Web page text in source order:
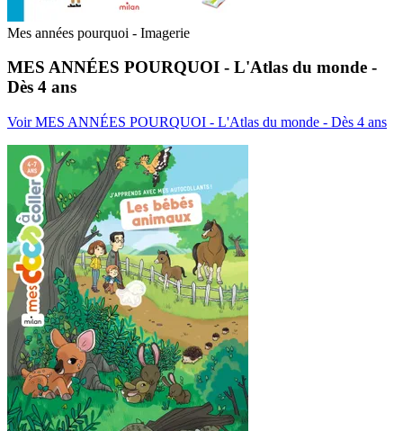
Mes années pourquoi - Imagerie
MES ANNÉES POURQUOI - L'Atlas du monde -
Dès 4 ans
Voir MES ANNÉES POURQUOI - L'Atlas du monde - Dès 4 ans